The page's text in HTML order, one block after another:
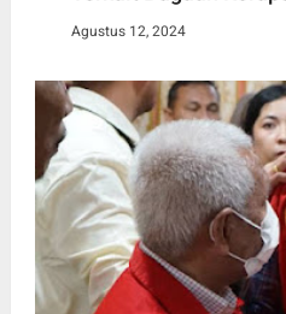
Agustus 12, 2024